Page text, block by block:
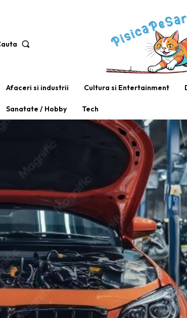
Afaceri si industrii Cultura si Entertainment
Sanatate / Hobby Tech